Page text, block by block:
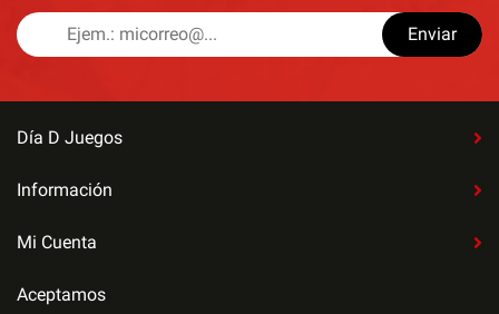
Enviar
Día D Juegos
Información
Mi Cuenta
Aceptamos